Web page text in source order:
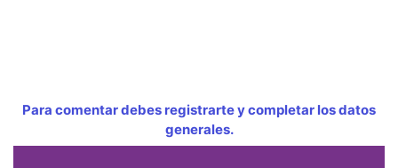
Para comentar debes registrarte y completar los datos
generales.